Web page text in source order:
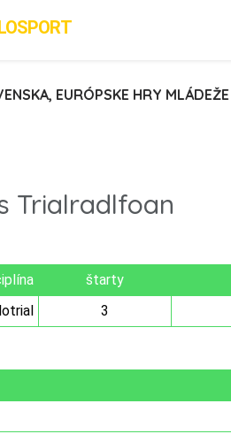
EURÓPSKE HRY
Trialradlfoan
štarty
3